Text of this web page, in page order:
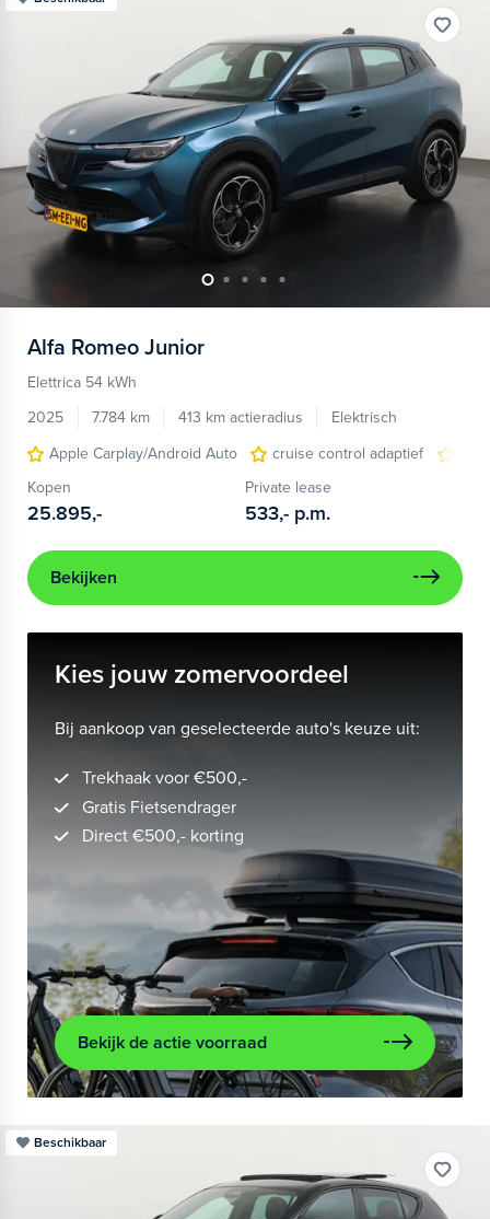
Alfa Romeo Junior
Elettrica 54 kWh
2025
7.784 km 413 km actieradius
Elektrisch
Apple Carplay/Android Auto
cruise control adaptief
Kopen
25.895,-
Private lease
533,- p.m.
Bekijken
Kies jouw zomervoordeel
Bij aankoop van geselecteerde auto's keuze uit:
Trekhaak voor €500,-
Gratis Fietsendrager
Direct €500,- korting
Bekijk de actie voorraad
Beschikbaar